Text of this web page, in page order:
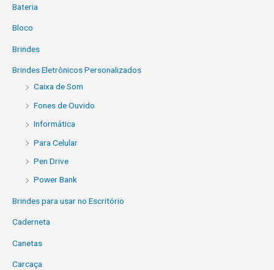
Bateria
Bloco
Brindes
Brindes Eletrônicos Personalizados
Caixa de Som
Fones de Ouvido
Informática
Para Celular
Pen Drive
Power Bank
Brindes para usar no Escritório
Caderneta
Canetas
Carcaça